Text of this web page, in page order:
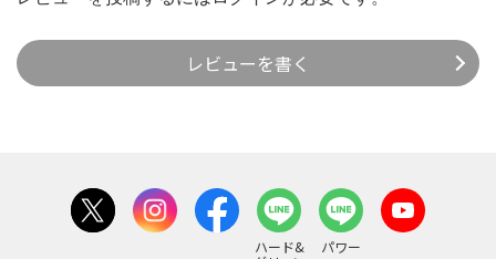
レビューを書く
ハード&
パワー